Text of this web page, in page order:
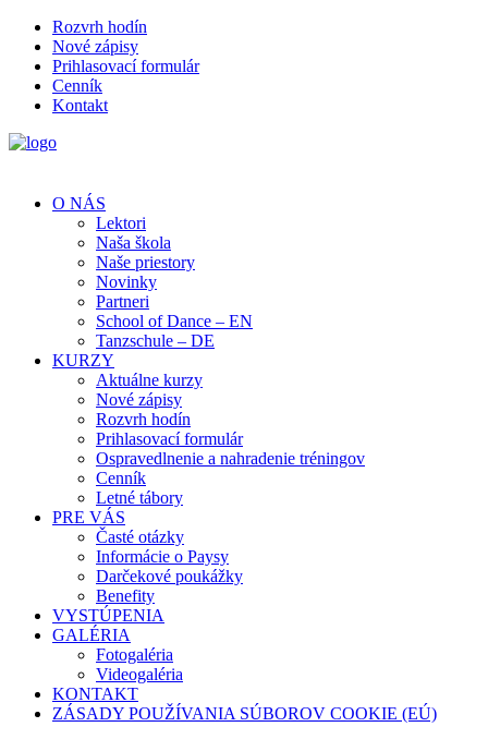
Rozvrh hodín
Nové zápisy
Prihlasovací formulár
Cenník
Kontakt
O NÁS
Lektori
Naša škola
Naše priestory
Novinky
Partneri
School of Dance – EN
Tanzschule – DE
KURZY
Aktuálne kurzy
Nové zápisy
Rozvrh hodín
Prihlasovací formulár
Ospravedlnenie a nahradenie tréningov
Cenník
Letné tábory
PRE VÁS
Časté otázky
Informácie o Paysy
Darčekové poukážky
Benefity
VYSTÚPENIA
GALÉRIA
Fotogaléria
Videogaléria
KONTAKT
ZÁSADY POUŽÍVANIA SÚBOROV COOKIE (EÚ)